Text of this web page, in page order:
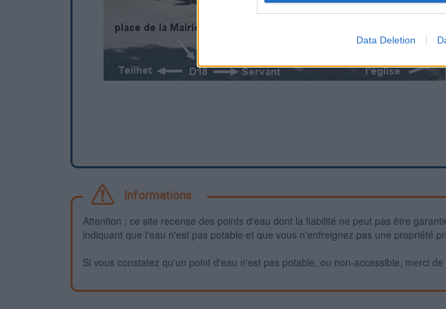
Data Deletion
Informations
Attention : ce site recense des points d'eau dont la fiabilité ne peut pas être
indiquant que l'eau n'est pas potable et que vous n'enfreignez pas une propriété
Si vous constatez qu'un point d'eau n'est pas potable, ou non-accessible, merci